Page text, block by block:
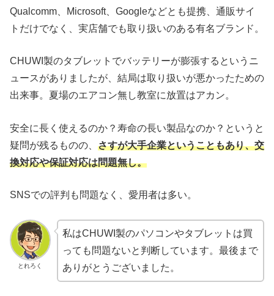
Qualcomm、Microsoft、Googleなどとも提携、通販サイ
トだけでなく、実店舗でも取り扱いのある有名ブランド。
CHUWI製のタブレットでバッテリーが膨張するというニ
ュースがありましたが、結局は取り扱いが悪かったための
出来事。夏場のエアコン無し教室に放置はアカン。
安全に長く使えるのか？寿命の長い製品なのか？というと
疑問が残るものの、 さすが大手企業ということもあり、交
換対応や保証対応は問題無し。
SNSでの評判も問題なく、愛用者は多い。
とれろく
私はCHUWI製のパソコンやタブレットは買
っても問題ないと判断しています。最後まで
ありがとうございました。